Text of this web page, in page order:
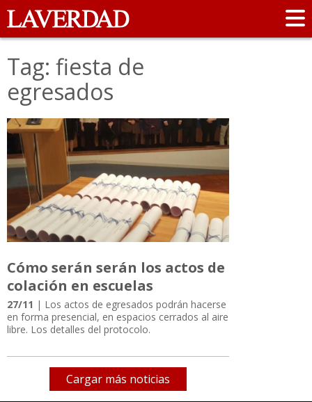
Tag: fiesta de
egresados
Cómo serán serán los actos de
colación en escuelas
27/11 | Los actos de egresados podrán hacerse
en forma presencial, en espacios cerrados al aire
libre. Los detalles del protocolo.
Cargar más noticias